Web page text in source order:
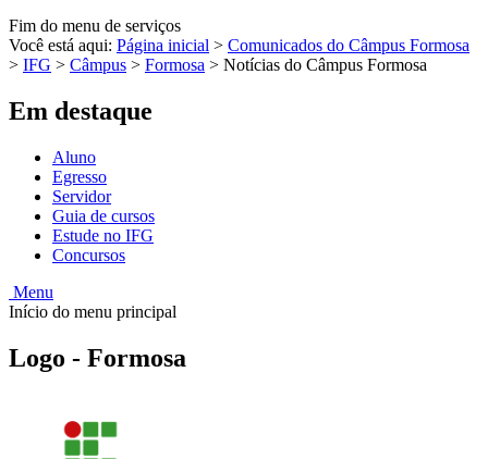
Fim do menu de serviços
Você está aqui: Página inicial > Comunicados do Câmpus Formosa
> IFG > Câmpus > Formosa > Notícias do Câmpus Formosa
Em destaque
Aluno
Egresso
Servidor
Guia de cursos
Estude no IFG
Concursos
Menu
Início do menu principal
Logo - Formosa